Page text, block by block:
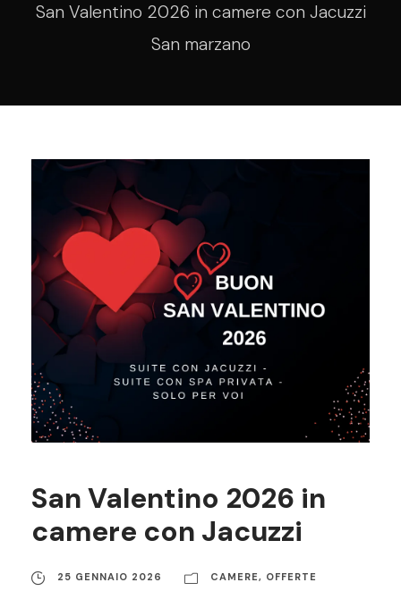
San Valentino 2026 in camere con Jacuzzi
San marzano
San Valentino 2026 in
camere con Jacuzzi
25 GENNAIO 2026 CAMERE, OFFERTE